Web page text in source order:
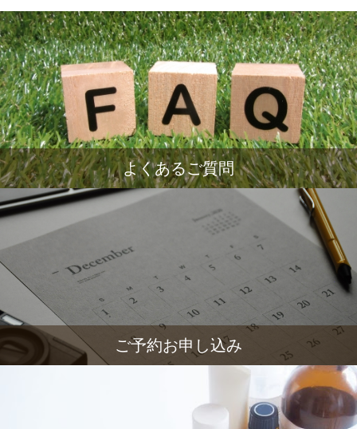
よくあるご質問
ご予約お申し込み